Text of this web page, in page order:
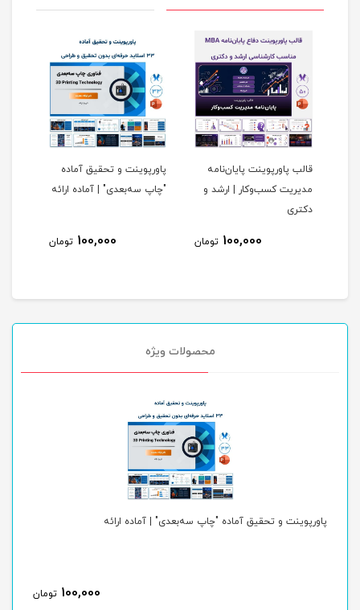
قالب پاورپوینت پایان‌نامه
مدیریت کسب‌وکار | ارشد و
دکتری
100,000 تومان
پاورپوینت و تحقیق آماده
"چاپ سه‌بعدی" | آماده ارائه
100,000 تومان
محصولات ویژه
پاورپوینت و تحقیق آماده "چاپ سه‌بعدی" | آماده ارائه
100,000 تومان